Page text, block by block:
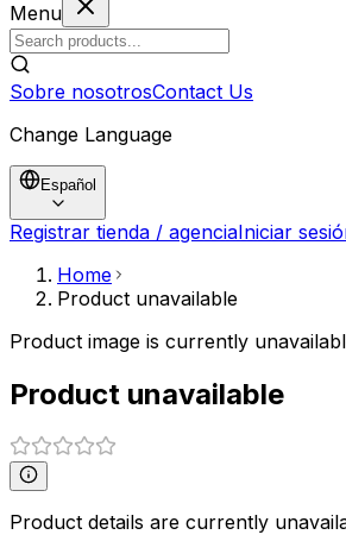
Menu
Sobre nosotrosContact Us
Change Language
Español
Registrar tienda / agenciaIniciar
Home
Product unavailable
Product image is currently
Product unavailable
Product details are currently